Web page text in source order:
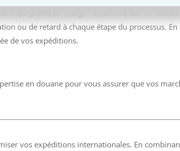
qui prend en charge l’ensemble des
ou de retard à chaque étape du processus.
de vos expéditions.
en douane pour vous assurer que vos
vos expéditions internationales. En